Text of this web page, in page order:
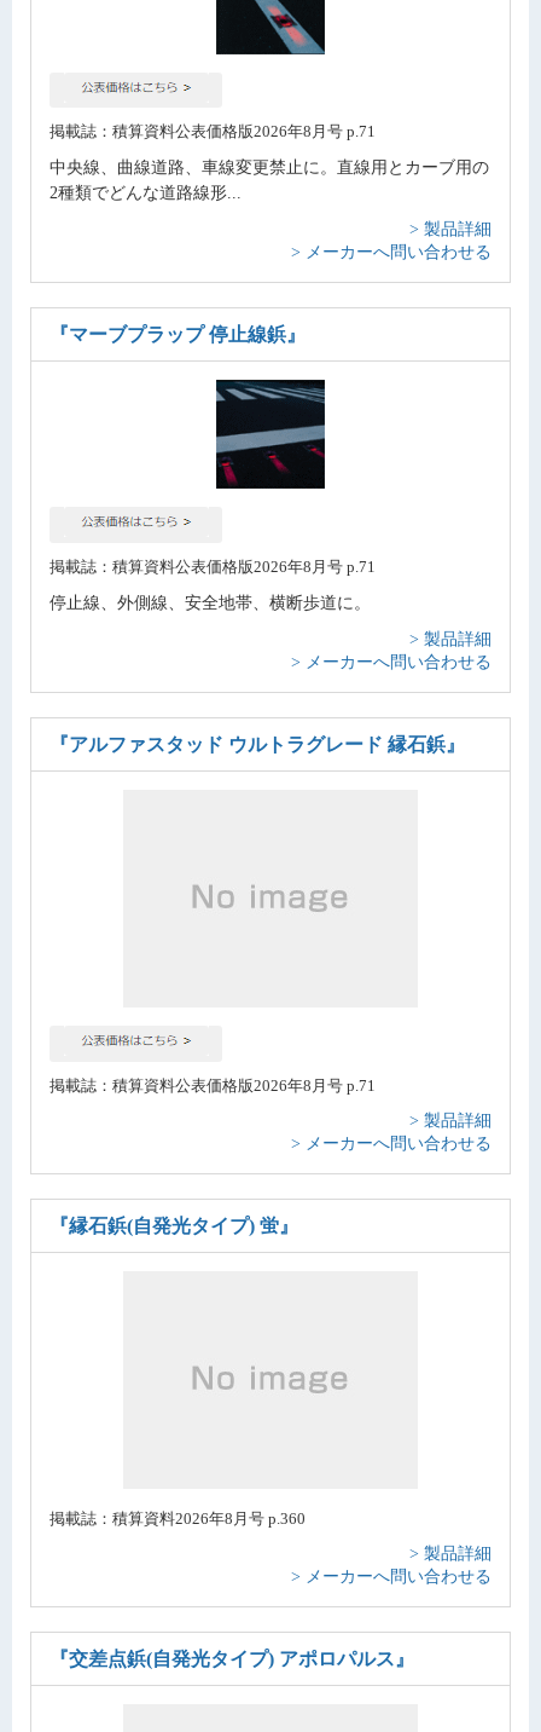
掲載誌：積算資料公表価格版2026年8月号 p.71
中央線、曲線道路、車線変更禁止に。直線用とカーブ用の
2種類でどんな道路線形...
> 製品詳細
> メーカーへ問い合わせる
『マーブプラップ 停止線鋲』
掲載誌：積算資料公表価格版2026年8月号 p.71
停止線、外側線、安全地帯、横断歩道に。
> 製品詳細
> メーカーへ問い合わせる
『アルファスタッド ウルトラグレード 縁石鋲』
掲載誌：積算資料公表価格版2026年8月号 p.71
> 製品詳細
> メーカーへ問い合わせる
『縁石鋲(自発光タイプ) 蛍』
掲載誌：積算資料2026年8月号 p.360
> 製品詳細
> メーカーへ問い合わせる
『交差点鋲(自発光タイプ) アポロパルス』